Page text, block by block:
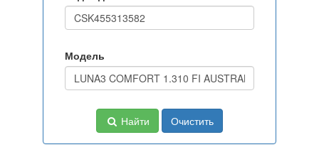
Модель
Найти Очистить